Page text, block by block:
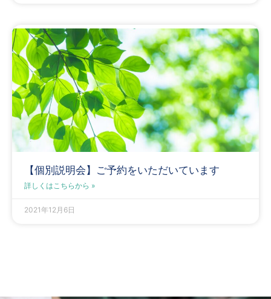
【個別説明会】ご予約をいただいています
詳しくはこちらから »
2021年12月6日